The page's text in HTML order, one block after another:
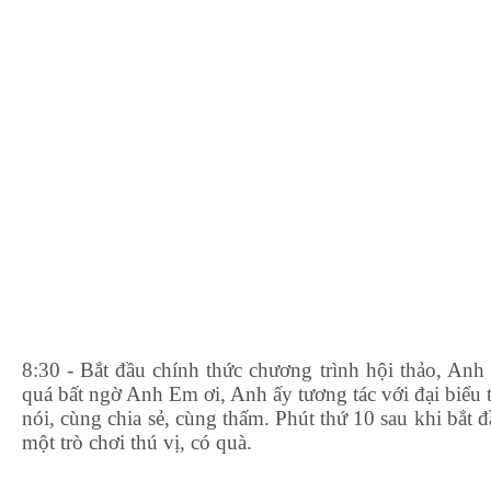
8:30 - Bắt đầu chính thức chương trình hội thảo,
quá bất ngờ Anh Em ơi, Anh ấy tương tác với đại
nói, cùng chia sẻ, cùng thấm. Phút thứ 10 sau khi bắt
một trò chơi thú vị, có quà.